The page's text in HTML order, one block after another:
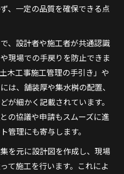
、一定の品質を確保できる点
、設計者や施工者が共通認識
現場での手戻りを防止できま
木工事施工管理の手引き」や
は、舗装厚や集水桝の配置、
が細かく記載されています。
の協議や申請もスムーズに進
管理にも寄与します。
を元に設計図を作成し、現場
て施工を行います。これによ